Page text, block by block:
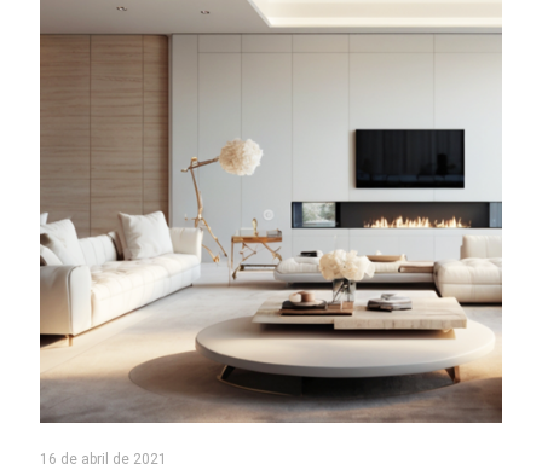
16 de abril de 2021